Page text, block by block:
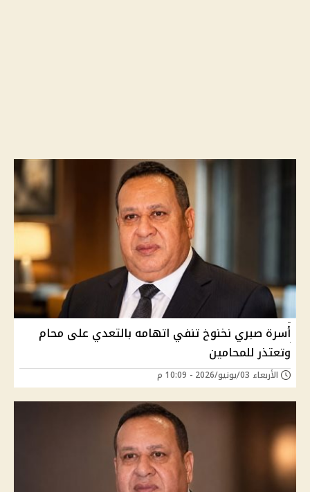
أسرة صبري نخنوخ تنفي اتهامه بالتعدي على محام
وتعتذر للمحامين
الأربعاء 03/يونيو/2026 - 10:09 م